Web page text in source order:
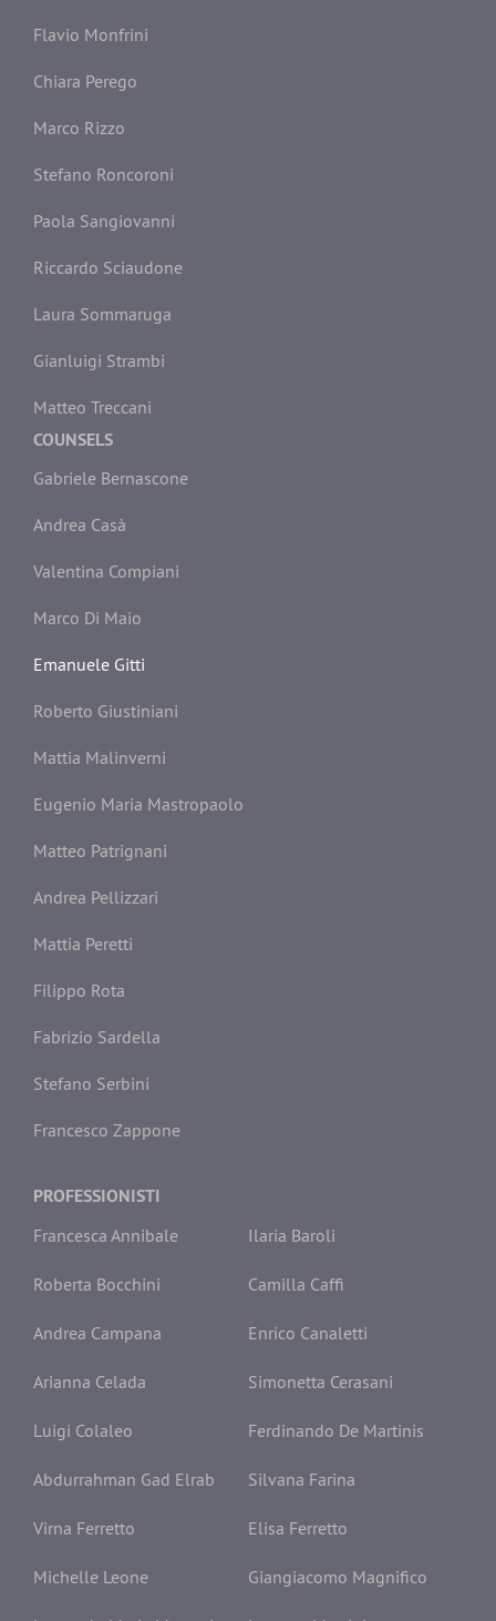
Flavio Monfrini
Chiara Perego
Marco Rizzo
Stefano Roncoroni
Paola Sangiovanni
Riccardo Sciaudone
Laura Sommaruga
Gianluigi Strambi
Matteo Treccani
COUNSELS
Gabriele Bernascone
Andrea Casà
Valentina Compiani
Marco Di Maio
Emanuele Gitti
Roberto Giustiniani
Mattia Malinverni
Eugenio Maria Mastropaolo
Matteo Patrignani
Andrea Pellizzari
Mattia Peretti
Filippo Rota
Fabrizio Sardella
Stefano Serbini
Francesco Zappone
PROFESSIONISTI
Francesca Annibale Ilaria Baroli
Roberta Bocchini Camilla Caffi
Andrea Campana Enrico Canaletti
Arianna Celada Simonetta Cerasani
Luigi Colaleo Ferdinando De Martinis
Abdurrahman Gad Elrab Silvana Farina
Virna Ferretto Elisa Ferretto
Michelle Leone Giangiacomo Magnifico